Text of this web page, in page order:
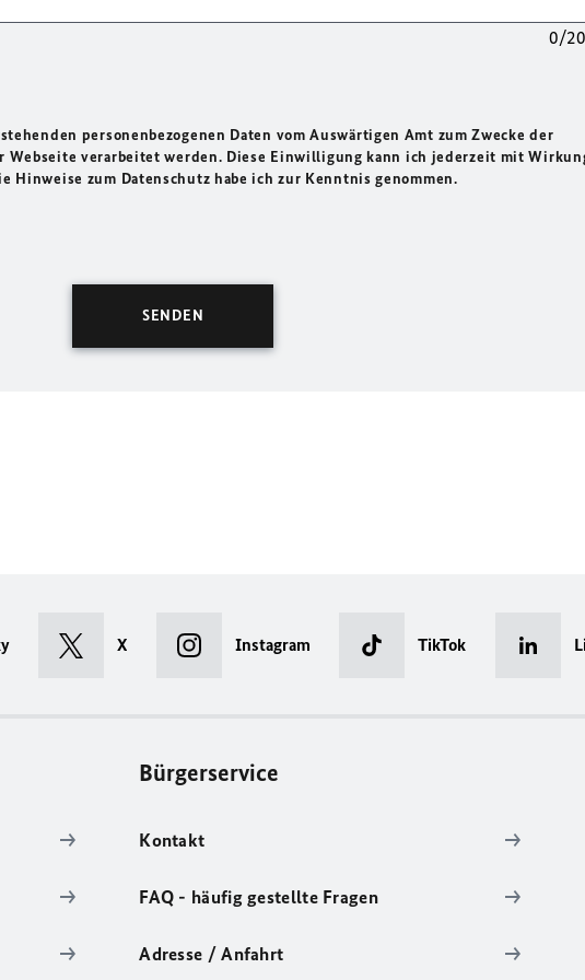
0/
personenbezogenen Daten vom Auswärtigen Amt zum Zwecke der
Webseite verarbeitet werden. Diese Einwilligung kann ich jederzeit mit
zum Datenschutz habe ich zur Kenntnis genommen.
X Instagram TikTok
Bürgerservice
Kontakt
FAQ - häufig gestellte Fragen
Adresse / Anfahrt